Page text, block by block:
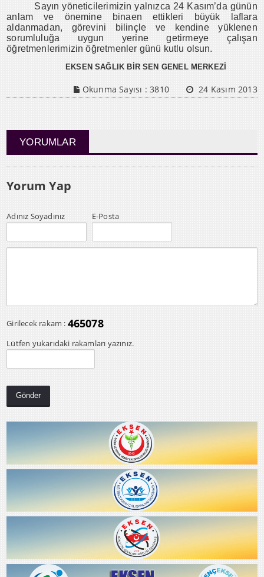
Sayın yöneticilerimizin yalnızca 24 Kasım’da günün
anlam ve önemine binaen ettikleri büyük laflara
aldanmadan, görevini bilinçle ve kendine yüklenen
sorumluluğa uygun yerine getirmeye çalışan
öğretmenlerimizin öğretmenler günü kutlu olsun.
EKSEN SAĞLIK BİR SEN GENEL MERKEZİ
Okunma Sayısı :3810 24 Kasım 2013
YORUMLAR
Yorum Yap
Adınız Soyadınız E-Posta
Girilecek rakam : 465078
Lütfen yukarıdaki rakamları yazınız.